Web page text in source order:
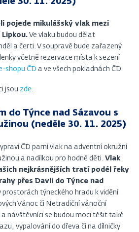
pojede mikulášský vlak mezi
Lipkou. Ve vlaku budou dělat
a čerti. V soupravě bude zařazený
včetně rezervace místa k sezení
shopu ČD a ve všech pokladnách ČD.
jsou zde.
do Týnce nad Sázavou s
(neděle 30. 11. 2025)
ČD parní vlak na adventní okružní
a nadílkou pro hodné děti. Vlak
nejkrásnějších tratí podél řeky
přes Davli do Týnce nad
prostorách týneckého hradu k vidění
Vánoc či Netradiční vánoční
návštěvníci se budou moci těšit také
vypalování do dřeva či na dílničky